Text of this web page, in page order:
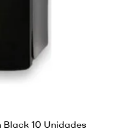
10 Unidades